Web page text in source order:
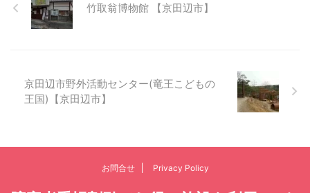
竹取翁博物館 【京田辺市】
京田辺市野外活動センター(竜王こどもの
王国)【京田辺市】
お問合せ Privacy Policy